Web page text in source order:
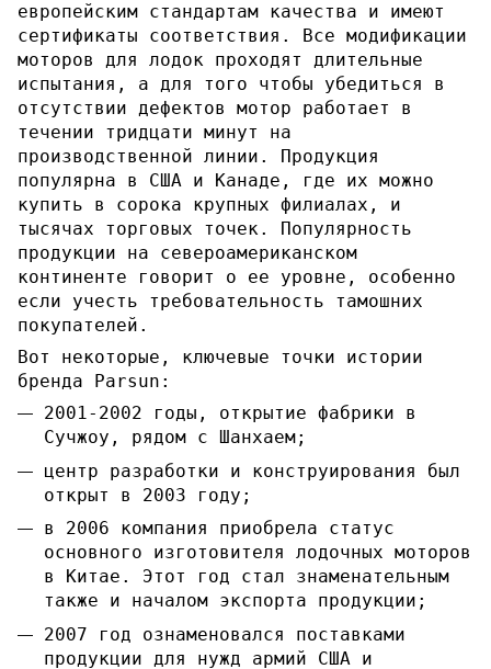
европейским стандартам качества и имеют
сертификаты соответствия. Все модификации
моторов для лодок проходят длительные
испытания, а для того чтобы убедиться в
отсутствии дефектов мотор работает в
течении тридцати минут на
производственной линии. Продукция
популярна в США и Канаде, где их можно
купить в сорока крупных филиалах, и
тысячах торговых точек. Популярность
продукции на североамериканском
континенте говорит о ее уровне, особенно
если учесть требовательность тамошних
покупателей.
Вот некоторые, ключевые точки истории
бренда Parsun:
2001-2002 годы, открытие фабрики в
Сучжоу, рядом с Шанхаем;
центр разработки и конструирования был
открыт в 2003 году;
в 2006 компания приобрела статус
основного изготовителя лодочных моторов
в Китае. Этот год стал знаменательным
также и началом экспорта продукции;
2007 год ознаменовался поставками
продукции для нужд армий США и